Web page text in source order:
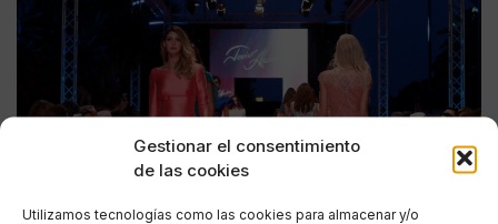
Gestionar el consentimiento
de las cookies
Utilizamos tecnologías como las cookies para almacenar y/o